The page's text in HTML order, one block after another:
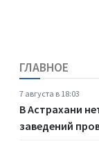
ГЛАВНОЕ
7 августа в 18:03
В Астрахани
заведений